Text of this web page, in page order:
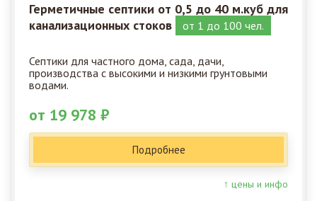
Герметичные септики от 0,5 до 40 м.куб для
канализационных стоков
от 1 до 100 чел.
Септики для частного дома, сада, дачи,
производства с высокими и низкими грунтовыми
водами.
от 19 978 ₽
Подробнее
↑ цены и инфо